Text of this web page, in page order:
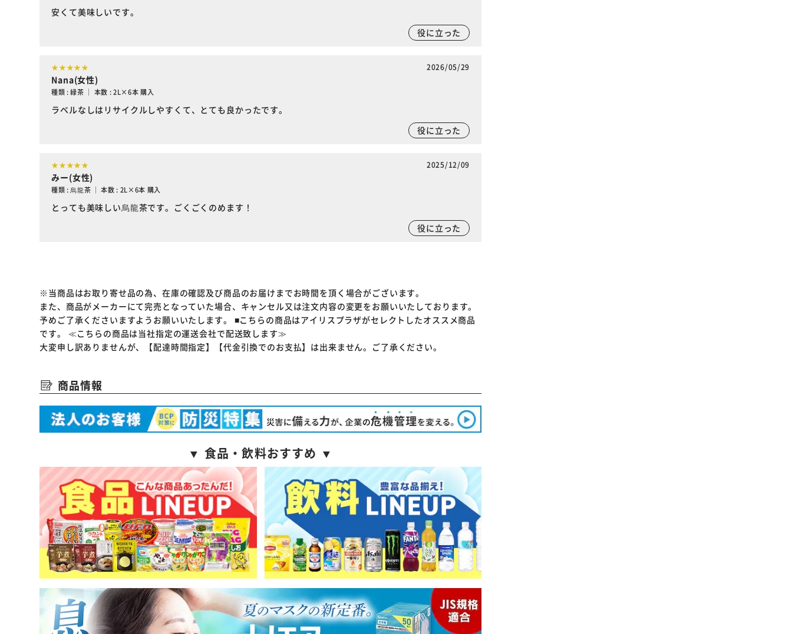
安くて美味しいです。
役に立った
2026/05/29
Nana(女性)
種類 : 緑茶 ｜ 本数 : 2L×6本 購入
ラベルなしはリサイクルしやすくて、とても良かったです。
役に立った
2025/12/09
みー(女性)
種類 : 烏龍茶 ｜ 本数 : 2L×6本 購入
とっても美味しい烏龍茶です。ごくごくのめます！
役に立った
※当商品はお取り寄せ品の為、在庫の確認及び商品のお届けまでお時間を頂く場合がございます。
また、商品がメーカーにて完売となっていた場合、キャンセル又は注文内容の変更をお願いいたしております。
予めご了承くださいますようお願いいたします。 ■こちらの商品はアイリスプラザがセレクトしたオススメ商品
です。 ≪こちらの商品は当社指定の運送会社で配送致します≫
大変申し訳ありませんが、【配達時間指定】【代金引換でのお支払】は出来ません。ご了承ください。
商品情報
▼ 食品・飲料おすすめ ▼
※ご確認ください
購入手続きへ